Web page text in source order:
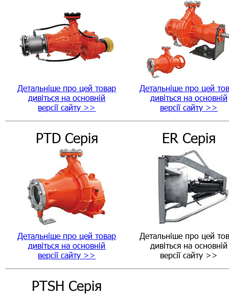
Детальніше про цей товар
дивіться на основній
версії сайту >>
Детальніше про цей
дивіться на основній
версії сайту >>
PTD Серія
Детальніше про цей товар
дивіться на основній
версії сайту >>
ER Серія
Детальніше про цей
дивіться на основній
версії сайту >>
PTSH Серія